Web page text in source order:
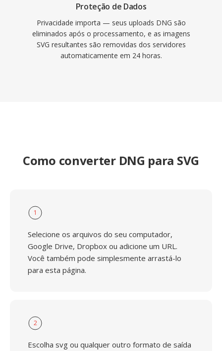
Proteção de Dados
Privacidade importa — seus uploads DNG são
eliminados após o processamento, e as imagens
SVG resultantes são removidas dos servidores
automaticamente em 24 horas.
Como converter DNG para SVG
1
Selecione os arquivos do seu computador,
Google Drive, Dropbox ou adicione um URL.
Você também pode simplesmente arrastá-lo
para esta página.
2
Escolha svg ou qualquer outro formato de saída